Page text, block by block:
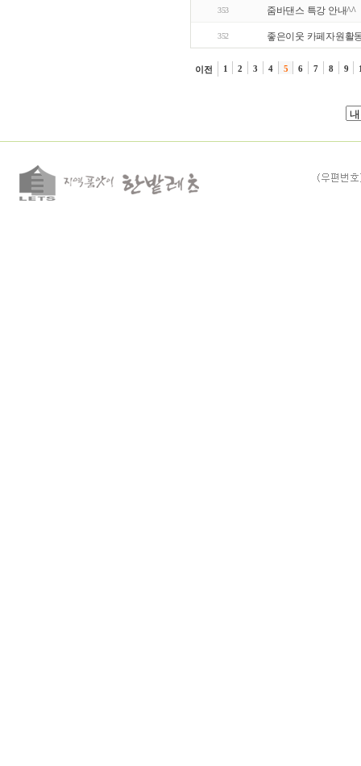
353 줌바댄스 특강 안내^^
352 좋은이웃 카페자원활
이전 1 2 3 4 5 6 7 8 9